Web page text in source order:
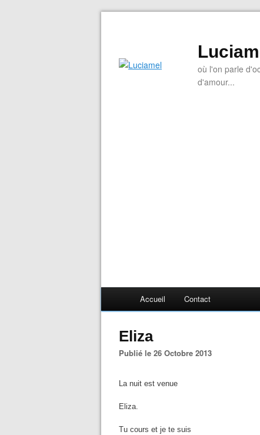
où l'on parle
d'amour...
Accueil Contact
Eliza
Publié le 26 Octobre 2013
La nuit est venue
Eliza.
Tu cours et je te suis